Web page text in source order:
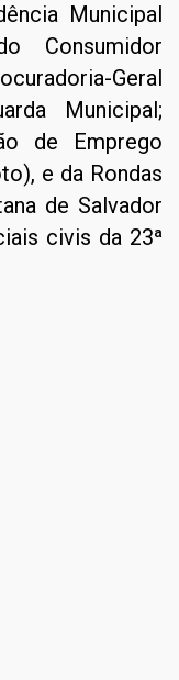
Municipal
Consumidor
Geral
Municipal;
de Emprego
e da Rondas
de Salvador
civis da 23ª